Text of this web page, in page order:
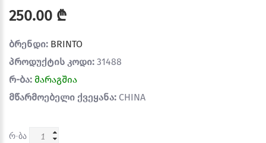
250.00 ₾
ბრენდი: BRINTO
პროდუქტის კოდი: 31488
რ-ბა: მარაგშია
მწარმოებელი ქვეყანა: CHINA
რ-ბა